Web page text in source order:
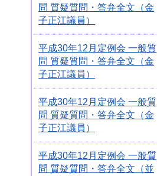
問 質疑質問・答弁全文（金
子正江議員）
平成30年12月定例会 一般質
問 質疑質問・答弁全文（金
子正江議員）
平成30年12月定例会 一般質
問 質疑質問・答弁全文（金
子正江議員）
平成30年12月定例会 一般質
問 質疑質問・答弁全文（並